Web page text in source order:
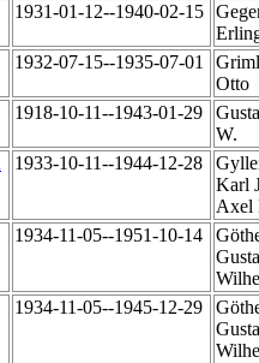
1931-01-12--1940-02-15
1932-07-15--1935-07-01
Otto
1918-10-11--1943-01-29
W.
1933-10-11--1944-12-28
Karl
1934-11-05--1951-10-14
1934-11-05--1945-12-29